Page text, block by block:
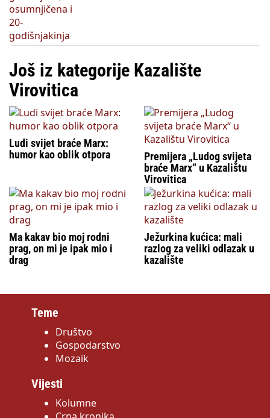
Još iz kategorije Kazalište
Virovitica
Ludi svijet braće Marx:
humor kao oblik otpora
Premijera „Ludog svijeta
braće Marx“ u Kazalištu
Virovitica
Ma kakav bio moj rodni
prag, on mi je ipak mio i
drag
Ježurkina kućica: mali
razlog za veliki odlazak u
kazalište
Teme
Društvo
Gospodarstvo
Mozaik
Vijesti
Kolumne